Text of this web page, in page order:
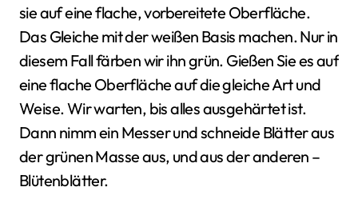
sie auf eine flache, vorbereitete Oberfläche.
Das Gleiche mit der weißen Basis machen. Nur in
diesem Fall färben wir ihn grün. Gießen Sie es auf
eine flache Oberfläche auf die gleiche Art und
Weise. Wir warten, bis alles ausgehärtet ist.
Dann nimm ein Messer und schneide Blätter aus
der grünen Masse aus, und aus der anderen –
Blütenblätter.